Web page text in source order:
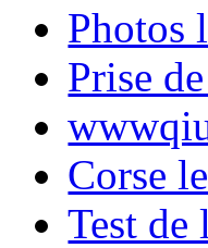
Photos
Prise
Corse
Test de